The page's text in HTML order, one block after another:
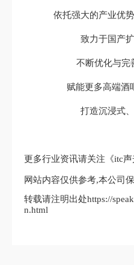
依托强大的产业优
致力于国产
不断优化与完
赋能更多高端酒
打造沉浸式
更多行业资讯请关注《itc
网站内容仅供参考,本公司
转载请注明出处https://
n.html